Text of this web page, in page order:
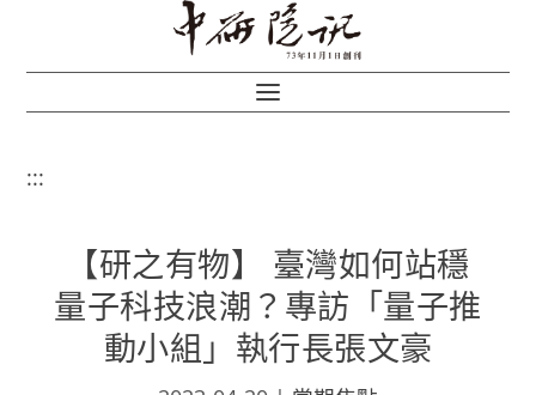
:::
【研之有物】 臺灣如何站穩
量子科技浪潮？專訪「量子推
動小組」執行長張文豪